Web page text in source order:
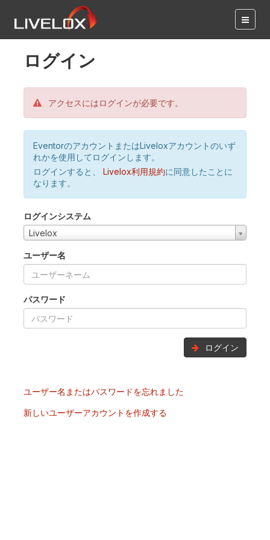
ログイン
アクセスにはログインが必要です。
EventorのアカウントまたはLiveloxアカウントのいず
れかを使用してログインします。
ログインすると、
Livelox利用規約に同意したことに
なります。
ログインシステム
Livelox
ユーザー名
パスワード
ログイン
ユーザー名またはパスワードを忘れました
新しいユーザーアカウントを作成する